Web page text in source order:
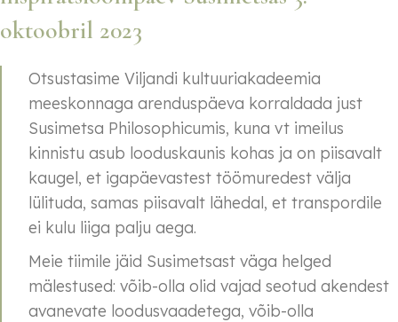
oktoobril 2023
Otsustasime Viljandi kultuuriakadeemia
meeskonnaga arenduspäeva korraldada just
Susimetsa Philosophicumis, kuna vt imeilus
kinnistu asub looduskaunis kohas ja on piisavalt
kaugel, et igapäevastest töömuredest välja
lülituda, samas piisavalt lähedal, et transpordile
ei kulu liiga palju aega.
Meie tiimile jäid Susimetsast väga helged
mälestused: võib-olla olid vajad seotud akendest
avanevate loodusvaadetega, võib-olla